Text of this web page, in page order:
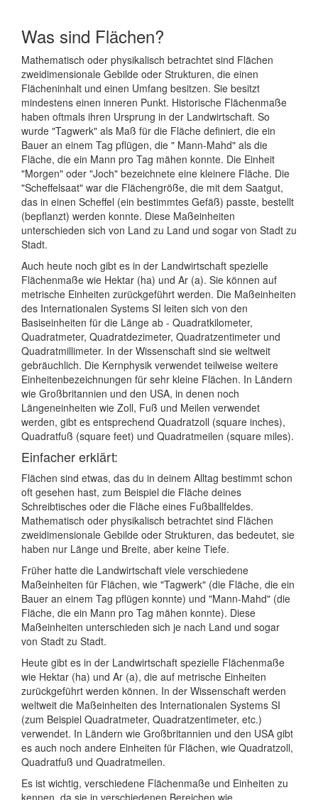
Was sind Flächen?
Mathematisch oder physikalisch betrachtet sind Flächen
zweidimensionale Gebilde oder Strukturen, die einen
Flächeninhalt und einen Umfang besitzen. Sie besitzt
mindestens einen inneren Punkt. Historische Flächenmaße
haben oftmals ihren Ursprung in der Landwirtschaft. So
wurde "Tagwerk" als Maß für die Fläche definiert, die ein
Bauer an einem Tag pflügen, die " Mann-Mahd" als die
Fläche, die ein Mann pro Tag mähen konnte. Die Einheit
"Morgen" oder "Joch" bezeichnete eine kleinere Fläche. Die
"Scheffelsaat" war die Flächengröße, die mit dem Saatgut,
das in einen Scheffel (ein bestimmtes Gefäß) passte, bestellt
(bepflanzt) werden konnte. Diese Maßeinheiten
unterschieden sich von Land zu Land und sogar von Stadt zu
Stadt.
Auch heute noch gibt es in der Landwirtschaft spezielle
Flächenmaße wie Hektar (ha) und Ar (a). Sie können auf
metrische Einheiten zurückgeführt werden. Die Maßeinheiten
des Internationalen Systems SI leiten sich von den
Basiseinheiten für die Länge ab - Quadratkilometer,
Quadratmeter, Quadratdezimeter, Quadratzentimeter und
Quadratmillimeter. In der Wissenschaft sind sie weltweit
gebräuchlich. Die Kernphysik verwendet teilweise weitere
Einheitenbezeichnungen für sehr kleine Flächen. In Ländern
wie Großbritannien und den USA, in denen noch
Längeneinheiten wie Zoll, Fuß und Meilen verwendet
werden, gibt es entsprechend Quadratzoll (square inches),
Quadratfuß (square feet) und Quadratmeilen (square miles).
Einfacher erklärt:
Flächen sind etwas, das du in deinem Alltag bestimmt schon
oft gesehen hast, zum Beispiel die Fläche deines
Schreibtisches oder die Fläche eines Fußballfeldes.
Mathematisch oder physikalisch betrachtet sind Flächen
zweidimensionale Gebilde oder Strukturen, das bedeutet, sie
haben nur Länge und Breite, aber keine Tiefe.
Früher hatte die Landwirtschaft viele verschiedene
Maßeinheiten für Flächen, wie "Tagwerk" (die Fläche, die ein
Bauer an einem Tag pflügen konnte) und "Mann-Mahd" (die
Fläche, die ein Mann pro Tag mähen konnte). Diese
Maßeinheiten unterschieden sich je nach Land und sogar
von Stadt zu Stadt.
Heute gibt es in der Landwirtschaft spezielle Flächenmaße
wie Hektar (ha) und Ar (a), die auf metrische Einheiten
zurückgeführt werden können. In der Wissenschaft werden
weltweit die Maßeinheiten des Internationalen Systems SI
(zum Beispiel Quadratmeter, Quadratzentimeter, etc.)
verwendet. In Ländern wie Großbritannien und den USA gibt
es auch noch andere Einheiten für Flächen, wie Quadratzoll,
Quadratfuß und Quadratmeilen.
Es ist wichtig, verschiedene Flächenmaße und Einheiten zu
kennen, da sie in verschiedenen Bereichen wie